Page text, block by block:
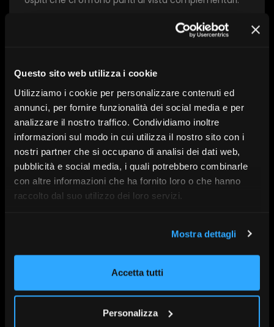
Questo sito web utilizza i cookie
Utilizziamo i cookie per personalizzare contenuti ed
annunci, per fornire funzionalità dei social media e per
analizzare il nostro traffico. Condividiamo inoltre
informazioni sul modo in cui utilizza il nostro sito con i
nostri partner che si occupano di analisi dei dati web,
pubblicità e social media, i quali potrebbero combinarle
con altre informazioni che ha fornito loro o che hanno
raccolto dal suo utilizzo dei loro servizi.
Mostra dettagli
Accetta tutti
Personalizza
Sergio Della Sala, Professore di Neuroscienze
Con l’intervento di:Antonio Potenza, Sergio Della
Sala, Frank Di Crocco
A cura di:FocusRisparmio
In collaborazione con:Invesco Management
Serie: Orizzonti di investimento
Scopri altri contenuti su FR|Vision